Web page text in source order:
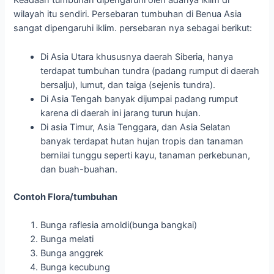
wilayah itu sendiri. Persebaran tumbuhan di Benua Asia
sangat dipengaruhi iklim. persebaran nya sebagai berikut:
Di Asia Utara khususnya daerah Siberia, hanya
terdapat tumbuhan tundra (padang rumput di daerah
bersalju), lumut, dan taiga (sejenis tundra).
Di Asia Tengah banyak dijumpai padang rumput
karena di daerah ini jarang turun hujan.
Di asia Timur, Asia Tenggara, dan Asia Selatan
banyak terdapat hutan hujan tropis dan tanaman
bernilai tunggu seperti kayu, tanaman perkebunan,
dan buah-buahan.
Contoh Flora/tumbuhan
Bunga raflesia arnoldi(bunga bangkai)
Bunga melati
Bunga anggrek
Bunga kecubung